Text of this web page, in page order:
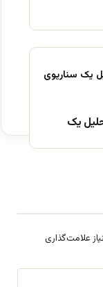
یک
علامت‌گذاری